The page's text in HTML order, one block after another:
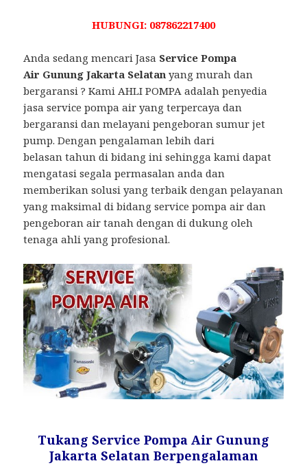
HUBUNGI: 087862217400
Anda sedang mencari Jasa Service Pompa
Air Gunung Jakarta Selatan yang murah dan
bergaransi ? Kami AHLI POMPA adalah penyedia
jasa service pompa air yang terpercaya dan
bergaransi dan melayani pengeboran sumur jet
pump. Dengan pengalaman lebih dari
belasan tahun di bidang ini sehingga kami dapat
mengatasi segala permasalan anda dan
memberikan solusi yang terbaik dengan pelayanan
yang maksimal di bidang service pompa air dan
pengeboran air tanah dengan di dukung oleh
tenaga ahli yang profesional.
Tukang Service Pompa Air Gunung
Jakarta Selatan Berpengalaman